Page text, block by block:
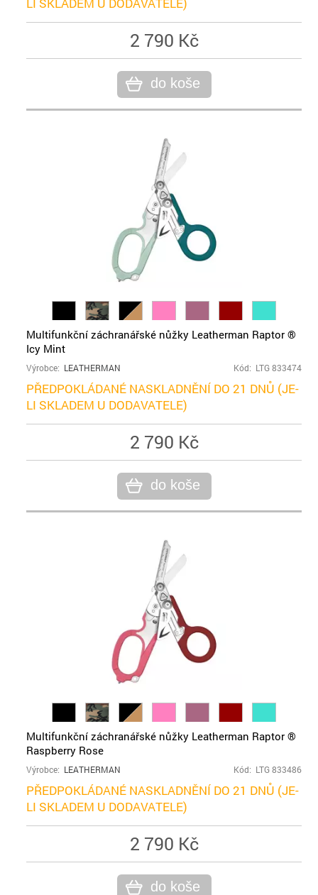
2 790 Kč
do koše
Multifunkční záchranářské nůžky Leatherman Raptor ®
Icy Mint
Výrobce: LEATHERMAN Kód: LTG 833474
PŘEDPOKLÁDANÉ NASKLADNĚNÍ DO 21 DNŮ (JE-
LI SKLADEM U DODAVATELE)
2 790 Kč
do koše
Multifunkční záchranářské nůžky Leatherman Raptor ®
Raspberry Rose
Výrobce: LEATHERMAN Kód: LTG 833486
PŘEDPOKLÁDANÉ NASKLADNĚNÍ DO 21 DNŮ (JE-
LI SKLADEM U DODAVATELE)
2 790 Kč
do koše